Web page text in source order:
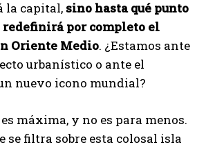
la capital, sino hasta qué punto
por completo el
Oriente Medio. ¿Estamos ante
urbanístico o ante el
nuevo icono mundial?
máxima, y no es para menos.
se filtra sobre esta colosal isla